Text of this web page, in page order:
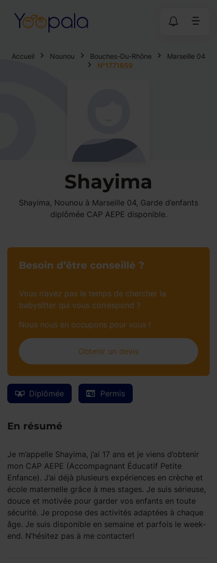
Accueil Nounou Bouches-Du-Rhône
Marseille 04
N°1771659
Shayima
Shayima, Nounou à Marseille 04, Garde d’enfants
diplômée CAP AEPE disponible.
Diplômée Permis
En résumé
Je m’appelle Shayima, j’ai 17 ans et je viens d’obtenir
mon CAP AEPE (Accompagnant Éducatif Petite
Enfance). J’ai déjà plusieurs expériences en crèche et
école maternelle grâce à mes stages. Je suis sérieuse,
douce et motivée pour garder vos enfants en toute
sécurité. Je propose des activités adaptées à chaque
âge. Je suis disponible en semaine et parfois le week-
end. N’hésitez pas à me contacter!
Besoin d’être conseillé ?
Vous n’avez pas le temps de chercher la
babysitter qui vous correspond ?
Nous nous en occupons pour vous !
Obtenir un devis